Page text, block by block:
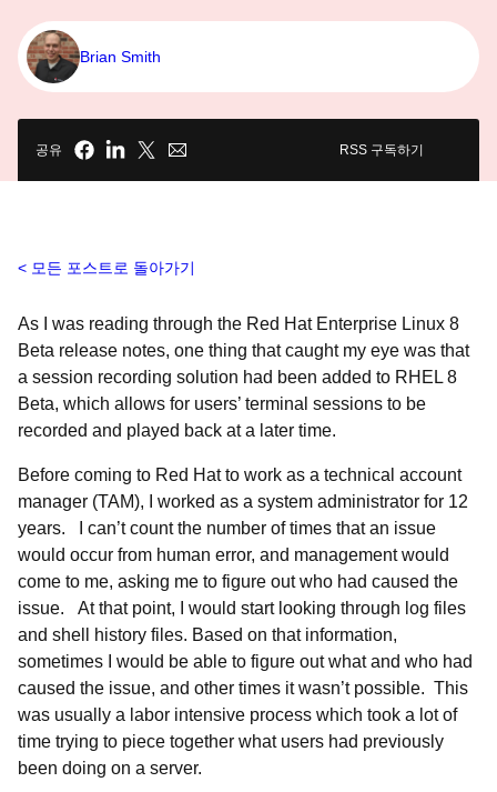
Brian Smith
공유 RSS 구독하기
모든 포스트로 돌아가기
As I was reading through the Red Hat Enterprise Linux 8
Beta release notes, one thing that caught my eye was that
a session recording solution had been added to RHEL 8
Beta, which allows for users’ terminal sessions to be
recorded and played back at a later time.
Before coming to Red Hat to work as a technical account
manager (TAM), I worked as a system administrator for 12
years. I can’t count the number of times that an issue
would occur from human error, and management would
come to me, asking me to figure out who had caused the
issue. At that point, I would start looking through log files
and shell history files. Based on that information,
sometimes I would be able to figure out what and who had
caused the issue, and other times it wasn’t possible. This
was usually a labor intensive process which took a lot of
time trying to piece together what users had previously
been doing on a server.